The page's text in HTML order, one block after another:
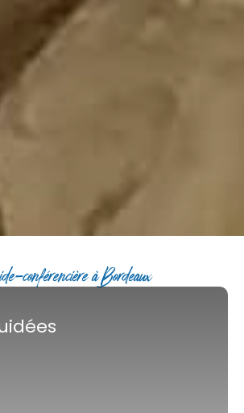
conférencière à Bordeaux